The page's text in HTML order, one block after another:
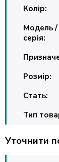
Колір:
Модель /
серія:
Розмір:
Стать:
Тип
Уточнити